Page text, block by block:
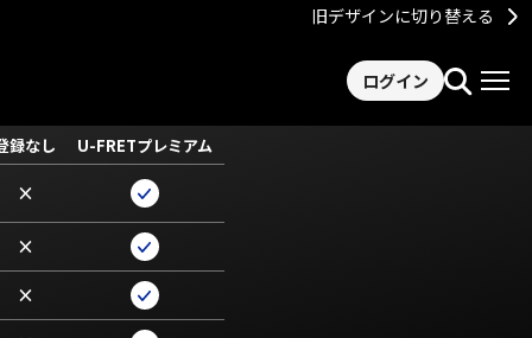
旧デザインに切り替える
ログイン
録なし U-FRETプレミアム
×
×
×